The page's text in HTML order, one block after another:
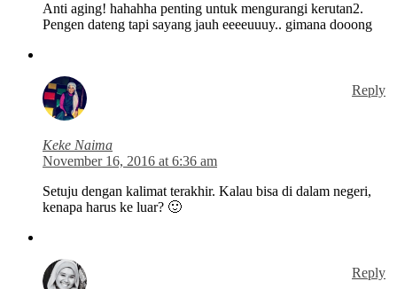
Anti aging! hahahha penting untuk mengurangi kerutan2.
Pengen dateng tapi sayang jauh eeeeuuuy.. gimana dooong
Reply
Keke Naima
November 16, 2016 at 6:36 am
Setuju dengan kalimat terakhir. Kalau bisa di dalam negeri,
kenapa harus ke luar? 🙂
Reply